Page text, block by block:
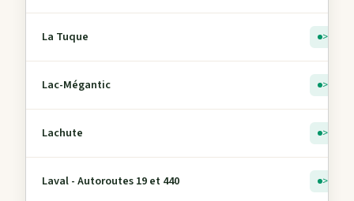
La Tuque > 5
Lac-Mégantic > 5
Lachute > 5
Laval - Autoroutes 19 et 440 > 5